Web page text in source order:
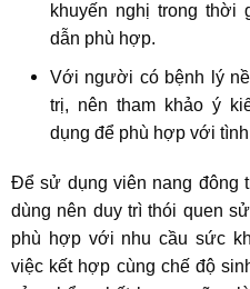
khuyến nghị trong thời
dẫn phù hợp.
Với người có bệnh lý
trị, nên tham khảo ý
dụng để phù hợp với
Để sử dụng viên nang đông
dùng nên duy trì thói quen
phù hợp với nhu cầu sức
việc kết hợp cùng chế độ